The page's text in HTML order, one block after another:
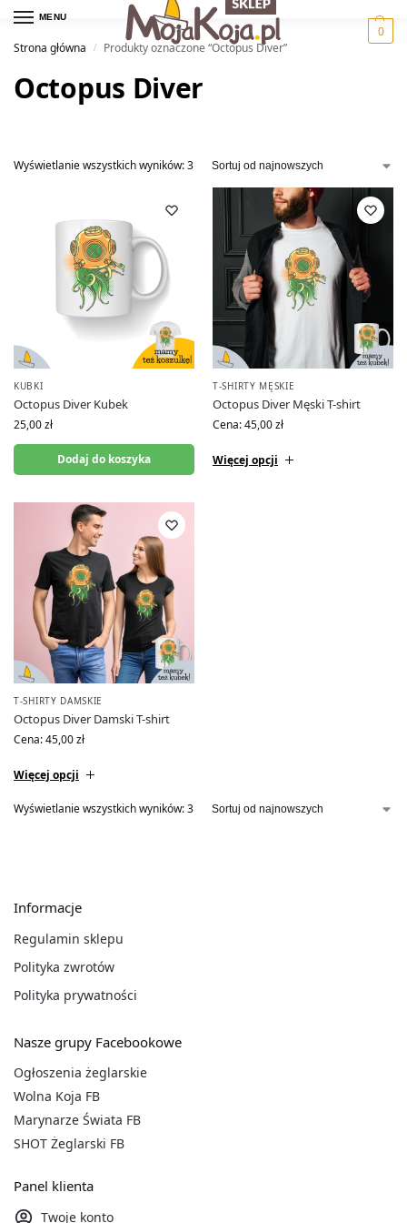
MENU
0
Strona główna
/ Produkty oznaczone “Octopus Diver”
Octopus Diver
Wyświetlanie wszystkich wyników: 3
KUBKI
Octopus Diver Kubek
25,00zł
Dodaj do koszyka
T-SHIRTY MĘSKIE
Octopus Diver Męski T-shirt
Cena:45,00zł
Więcej opcji
T-SHIRTY DAMSKIE
Octopus Diver Damski T-shirt
Cena:45,00zł
Więcej opcji
Wyświetlanie wszystkich wyników: 3
Informacje
Regulamin sklepu
Polityka zwrotów
Polityka prywatności
Nasze grupy Facebookowe
Ogłoszenia żeglarskie
Wolna Koja FB
Marynarze Świata FB
SHOT Żeglarski FB
Panel klienta
Twoje konto